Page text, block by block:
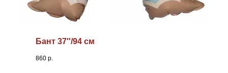
Бант 37''/94 см
860 р.